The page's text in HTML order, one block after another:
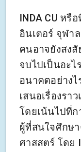
INDA CU หรื
อินเตอร์ จุฬา
คนอาจยังสง
จบไปเป็นอะไ
อนาคตอย่างไ
เสนอเรื่องรา
โดยเน้นไปที่
ผู้ที่สนใจศึกษ
ศาสสตร์ โดย